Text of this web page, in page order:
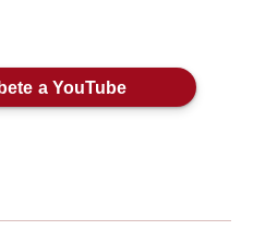
a YouTube